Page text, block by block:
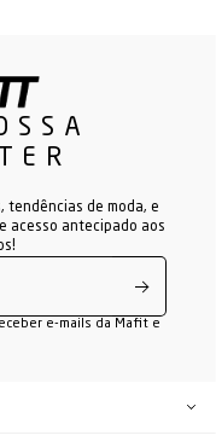
tendências de moda, e
acesso antecipado aos
e-mails da Mafit e